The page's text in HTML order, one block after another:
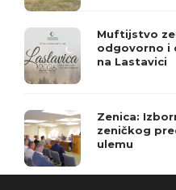
Muftijstvo
odgovorno i
na Lastavici
Zenica:
zeničkog
ulemu